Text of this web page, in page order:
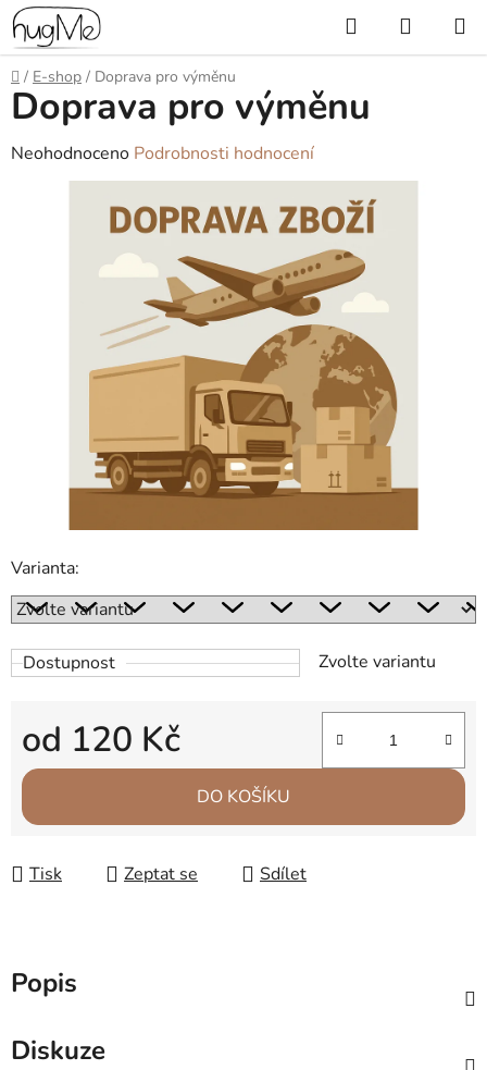
Přejít
na
obsah
Hledat
KOŠÍK
Domů
/ E-shop / Doprava pro výměnu
Varianta:
Dostupnost Zvolte variantu
od 120 Kč
Měrná cena:
DO KOŠÍKU
Tisk Zeptat se Sdílet
Doprava pro výměnu
Průměrné
hodnocení
Neohodnoceno Podrobnosti hodnocení
Popis
Diskuze